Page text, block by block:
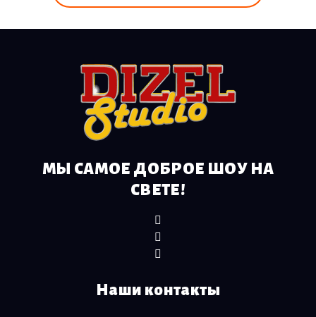
МЫ САМОЕ ДОБРОЕ ШОУ НА
СВЕТЕ!
Наши контакты